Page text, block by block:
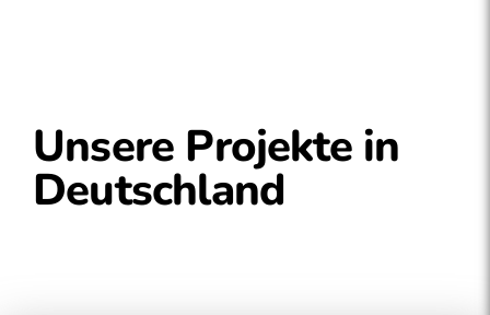
Unsere Projekte in
Deutschland